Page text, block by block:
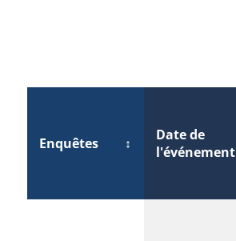
Enquêtes ↕
Date de
l'événement